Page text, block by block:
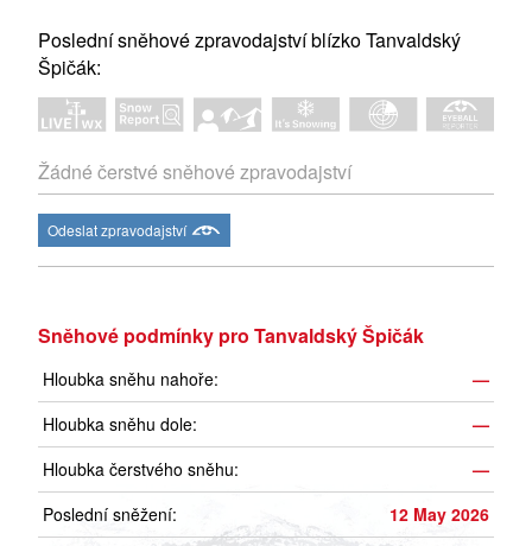
Poslední sněhové zpravodajství blízko Tanvaldský
Špičák:
Žádné čerstvé sněhové zpravodajství
Odeslat zpravodajství
Sněhové podmínky pro Tanvaldský Špičák
Hloubka sněhu nahoře:
—
Hloubka sněhu dole:
—
Hloubka čerstvého sněhu:
—
Poslední sněžení:
12 May 2026